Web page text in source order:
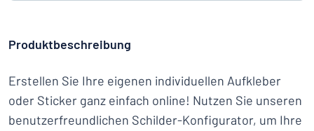
Produktbeschreibung
Erstellen Sie Ihre eigenen individuellen Aufkleber
oder Sticker ganz einfach online! Nutzen Sie unseren
benutzerfreundlichen Schilder-Konfigurator, um Ihre